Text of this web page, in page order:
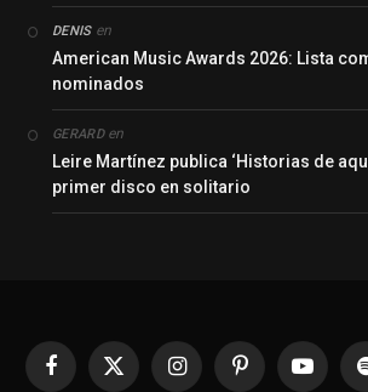
DENISen
American Music Awards 2026: Lista
nominados
GERARDen
Leire Martínez publica ‘Historias de
primer disco en solitario
Facebook
X
InstagramPinterestYouTube